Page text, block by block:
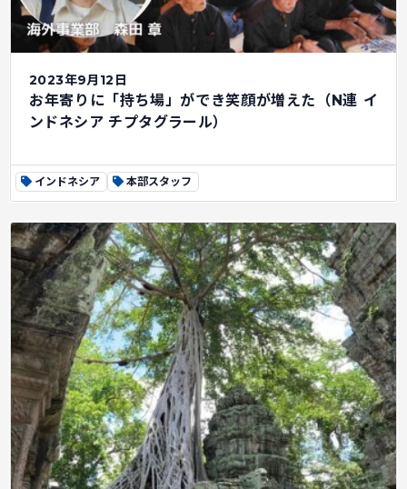
2023年9月12日
お年寄りに「持ち場」ができ笑顔が増えた（N連 イ
ンドネシア チプタグラール）
インドネシア 本部スタッフ